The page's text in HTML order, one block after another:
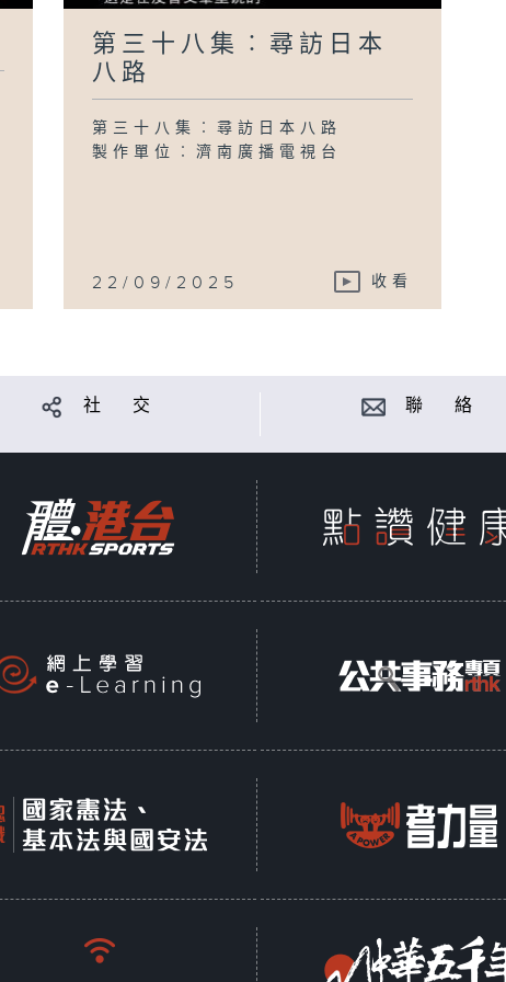
第三十八集︰尋訪日本
八路
第三十八集︰尋訪日本八路
製作單位︰濟南廣播電視台
22/09/2025 收看
社 交 聯 絡